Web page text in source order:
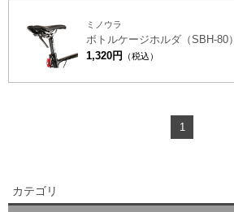
ミノウラ
ボトルケージホルダ（SBH-80）
1,320円
（税込）
1
カテゴリ